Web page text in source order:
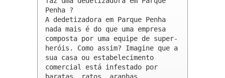
Penha ?
A dedetizadora em Parque Penha
nada mais é do que uma empresa
composta por uma equipe de super-
heróis. Como assim? Imagine que a
sua casa ou estabelecimento
comercial está infestado por